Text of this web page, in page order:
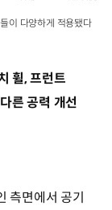
이 다양하게 적용됐다
휠, 프런트
른 공력 개선
측면에서 공기